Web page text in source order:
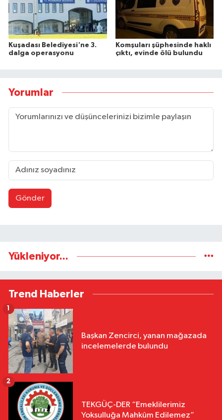
Kuşadası Belediyesi'ne 3.
dalga operasyonu
Komşuları şüphesinde haklı
çıktı, evinde ölü bulundu
Yorumlar
Gönder
Yükleniyor...
Trend Haberler
Başkan Zencirci, yanan mağazada
incelemelerde bulundu
TEKGÜÇ-DER “Emeklilerimiz
Yoksulluğa Mahkûm Edilemez”
2